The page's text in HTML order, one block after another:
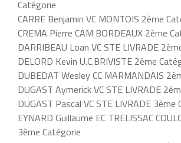
Catégorie
CARRE Benjamin VC MONTOIS 2ème
CREMA Pierre CAM BORDEAUX 2ème
DARRIBEAU Loan VC STE LIVRADE
DELORD Kevin U.C.BRIVISTE 2ème
DUBEDAT Wesley CC MARMANDAIS
DUGAST Aymerick VC STE LIVRADE
DUGAST Pascal VC STE LIVRADE 3ème
EYNARD Guillaume EC TRELISSAC
3ème Catégorie